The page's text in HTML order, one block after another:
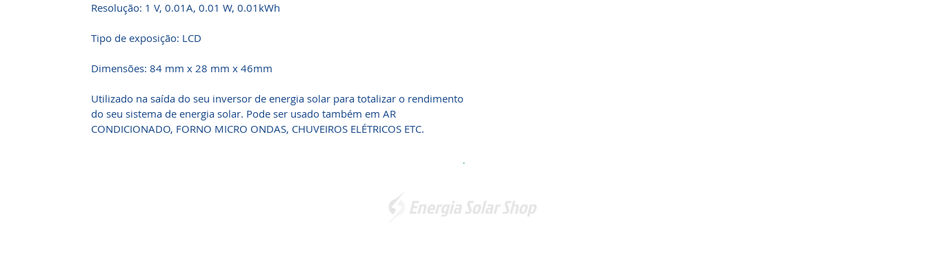
Resolução: 1 V, 0.01A, 0.01 W, 0.01kWh
Tipo de exposição: LCD
Dimensões: 84 mm x 28 mm x 46mm
Utilizado na saída do seu inversor de energia solar para totalizar o rendimento
do seu sistema de energia solar. Pode ser usado também em AR
CONDICIONADO, FORNO MICRO ONDAS, CHUVEIROS ELÉTRICOS ETC.
.